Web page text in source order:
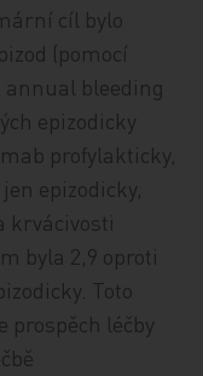
cíl bylo
(pomocí
bleeding
epizodicky
profylakticky,
epizodicky,
krvácivosti
byla 2,9 oproti
Toto
prospěch léčby